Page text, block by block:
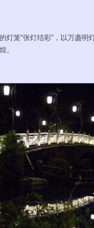
灯笼“张灯结彩”，以万盏明
。